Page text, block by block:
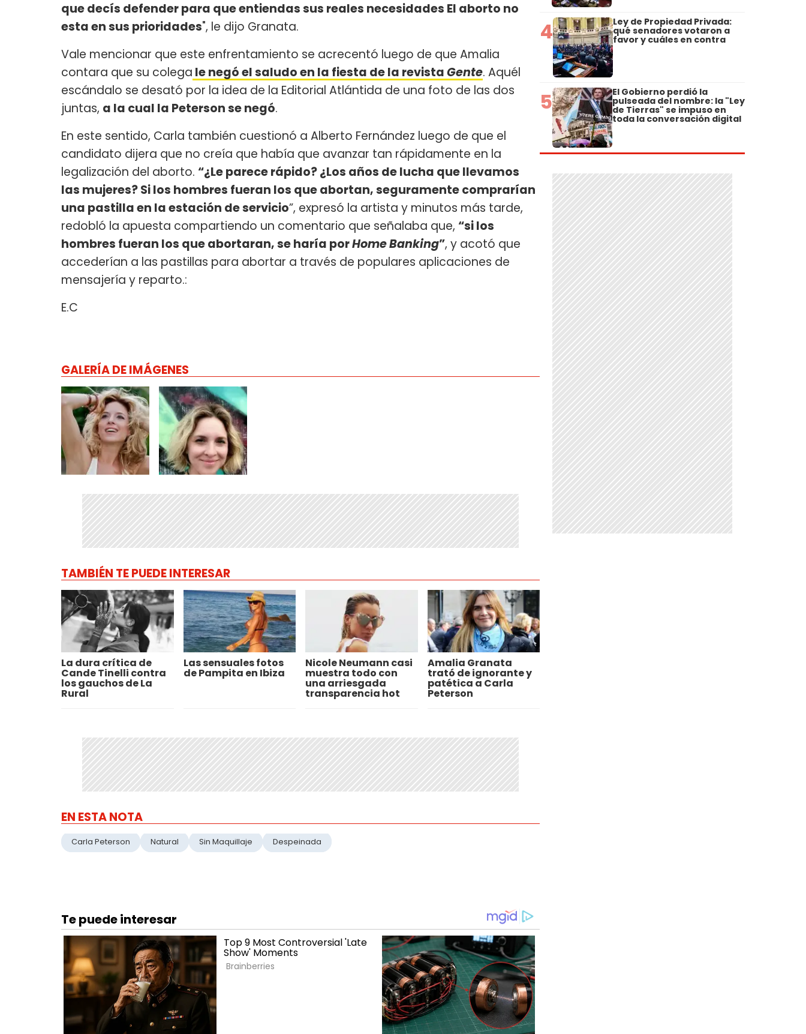
que decís defender para que entiendas sus reales necesidades El aborto no
esta en sus prioridades", le dijo Granata.
Vale mencionar que este enfrentamiento se acrecentó luego de que Amalia
contara que su colega le negó el saludo en la fiesta de la revistaGente. Aquél
escándalo se desató por la idea de la Editorial Atlántida de una foto de las dos
juntas, a la cual la Peterson se negó.
En este sentido, Carla también cuestionó a Alberto Fernández luego de que el
candidato dijera que no creía que había que avanzar tan rápidamente en la
legalización del aborto. “¿Le parece rápido? ¿Los años de lucha que llevamos
las mujeres? Si los hombres fueran los que abortan, seguramente comprarían
una pastilla en la estación de servicio”, expresó la artista y minutos más tarde,
redobló la apuesta compartiendo un comentario que señalaba que, “si los
hombres fueran los que abortaran, se haría porHome Banking”, y acotó que
accederían a las pastillas para abortar a través de populares aplicaciones de
mensajería y reparto.:
E.C
GALERÍA DE IMÁGENES
TAMBIÉN TE PUEDE INTERESAR
La dura crítica de
Cande Tinelli contra
los gauchos de La
Rural
Las sensuales fotos
de Pampita en Ibiza
Nicole Neumann casi
muestra todo con
una arriesgada
transparencia hot
Amalia Granata
trató de ignorante y
patética a Carla
Peterson
EN ESTA NOTA
Carla Peterson Natural Sin Maquillaje Despeinada
4 Ley de Propiedad Privada:
qué senadores votaron a
favor y cuáles en contra
5 El Gobierno perdió la
pulseada del nombre: la "Ley
de Tierras" se impuso en
toda la conversación digital